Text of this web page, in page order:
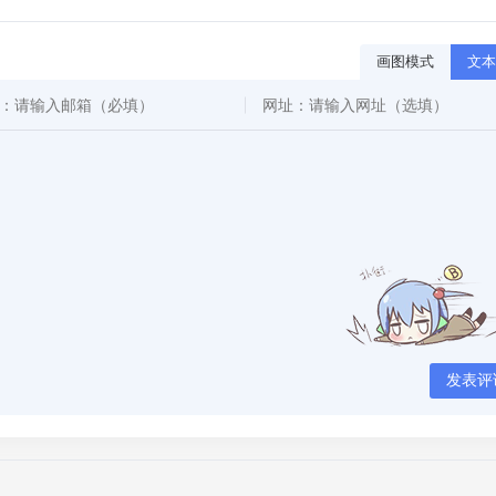
画图模式 文
发表评